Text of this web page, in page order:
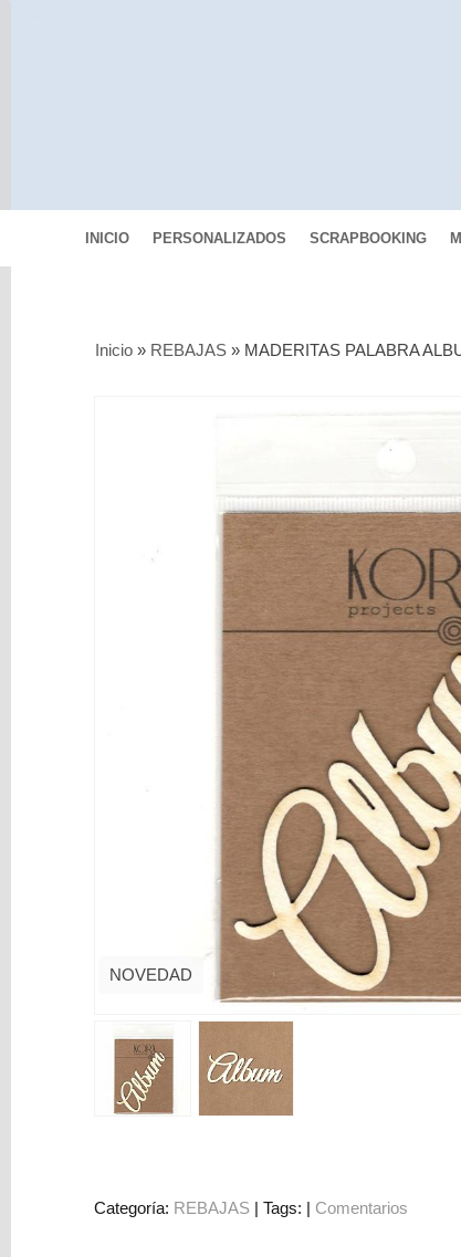
INICIO PERSONALIZADOS SCRAPBOOKING
Tarjeta
Figuras
DIY
Inicio » REBAJAS » MADERITAS PALABRA
NOVEDAD
Categoría: REBAJAS |Tags: | Comentarios